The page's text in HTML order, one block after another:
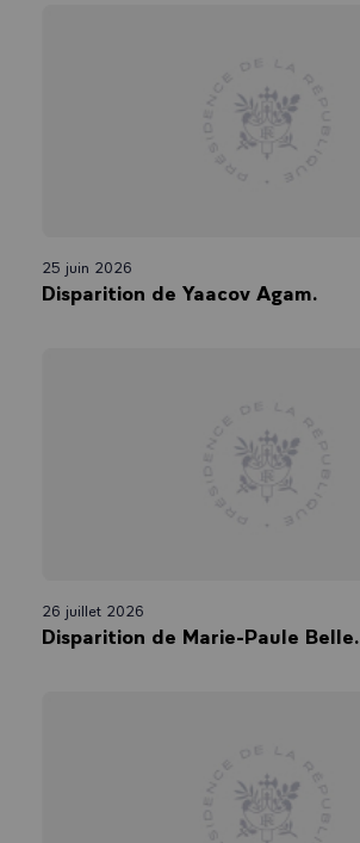
25 juin 2026
Disparition de Yaacov Agam.
26 juillet 2026
Disparition de Marie-Paule Belle.